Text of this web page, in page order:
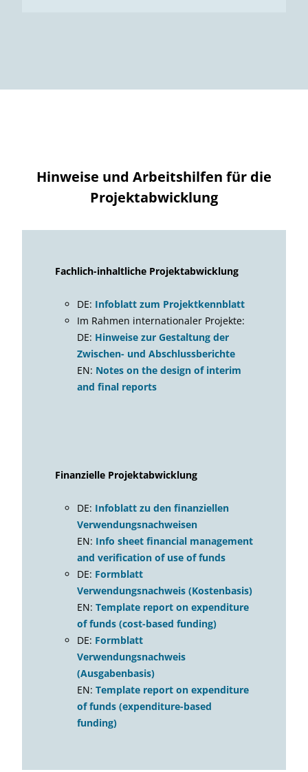
Hinweise und Arbeitshilfen für die
Projektabwicklung
Fachlich-inhaltliche Projektabwicklung
DE: Infoblatt zum Projektkennblatt
Im Rahmen internationaler Projekte:
DE: Hinweise zur Gestaltung der
Zwischen- und Abschlussberichte
EN: Notes on the design of interim
and final reports
Finanzielle Projektabwicklung
DE: Infoblatt zu den finanziellen
Verwendungsnachweisen
EN: Info sheet financial management
and verification of use of funds
DE: Formblatt
Verwendungsnachweis (Kostenbasis)
EN: Template report on expenditure
of funds (cost-based funding)
DE: Formblatt
Verwendungsnachweis
(Ausgabenbasis)
EN: Template report on expenditure
of funds (expenditure-based
funding)